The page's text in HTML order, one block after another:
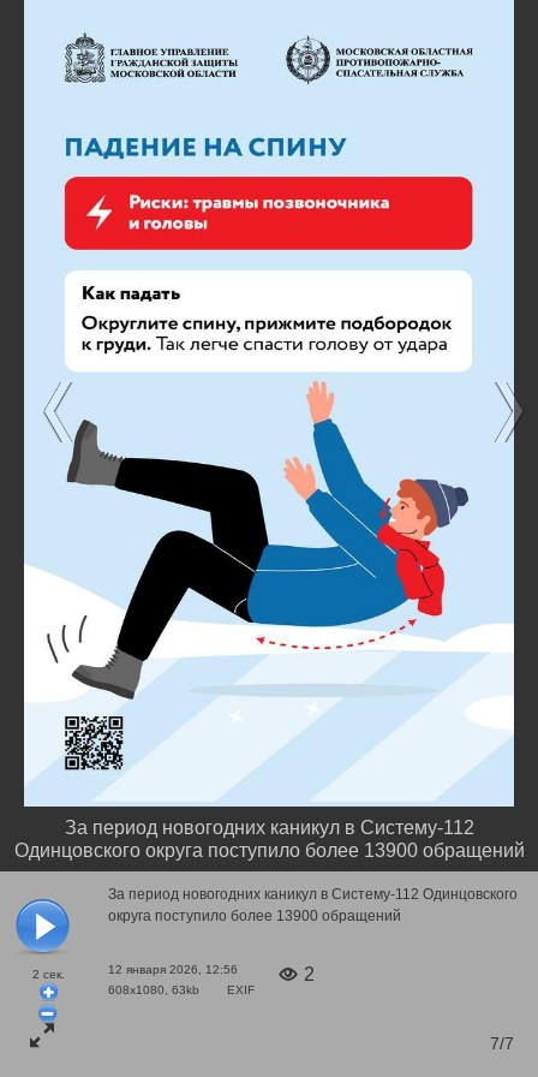
2 сек.
За период новогодних каникул в Систему-112 Одинцовского
округа поступило более 13900 обращений
12 января 2026, 12:56
608x1080, 63kb
EXIF
2
7/7
За период новогодних каникул в Систему-112
Одинцовского округа поступило более 13900 обращений